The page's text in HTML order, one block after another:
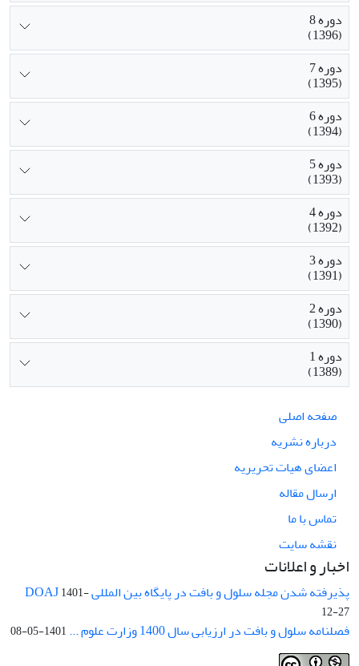
دوره 8
(1396)
دوره 7
(1395)
دوره 6
(1394)
دوره 5
(1393)
دوره 4
(1392)
دوره 3
(1391)
دوره 2
(1390)
دوره 1
(1389)
صفحه اصلی
درباره نشریه
اعضای هیات تحریریه
ارسال مقاله
تماس با ما
نقشه سایت
اخبار و اعلانات
پذیرفته شدن مجله سلول و بافت در پایگاه بین المللی DOAJ1401-
12-27
فصلنامه سلول و بافت در ارزیابی سال 1400 وزارت علوم ... 1401-05-08